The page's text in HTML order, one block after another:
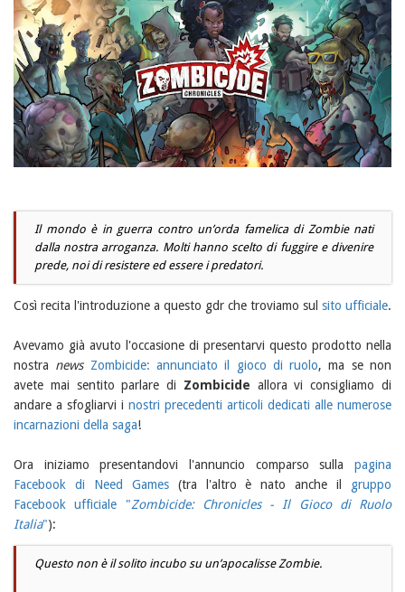
Il mondo è in guerra contro un’orda famelica di Zombie nati
dalla nostra arroganza. Molti hanno scelto di fuggire e divenire
prede, noi di resistere ed essere i predatori.
Così recita l'introduzione a questo gdr che troviamo sul sito ufficiale.
Avevamo già avuto l'occasione di presentarvi questo prodotto nella
nostra news Zombicide: annunciato il gioco di ruolo, ma se non
avete mai sentito parlare di Zombicide allora vi consigliamo di
andare a sfogliarvi i nostri precedenti articoli dedicati alle numerose
incarnazioni della saga!
Ora iniziamo presentandovi l'annuncio comparso sulla pagina
Facebook di Need Games(tra l'altro è nato anche il gruppo
Facebook ufficiale "Zombicide: Chronicles - Il Gioco di Ruolo
Italia"):
Questo non è il solito incubo su un’apocalisse Zombie.